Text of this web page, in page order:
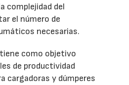
complejidad del
el número de
necesarias.
como objetivo
de productividad
cargadoras y dúmperes